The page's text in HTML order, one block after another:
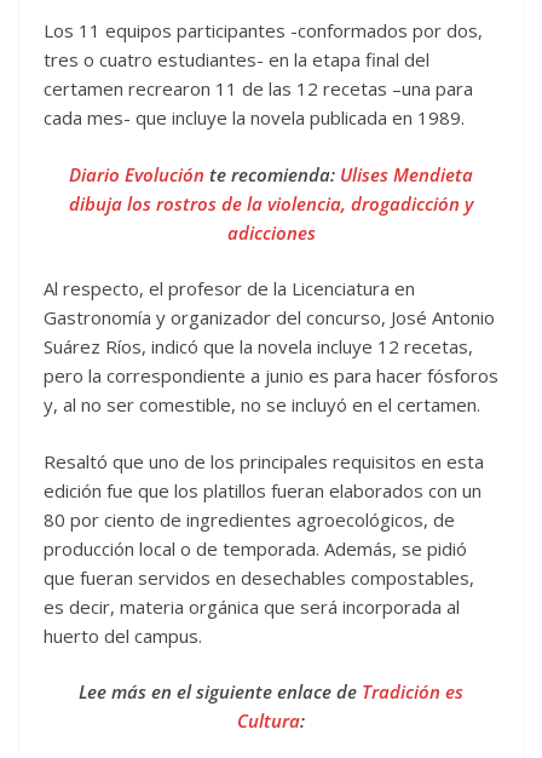
Los 11 equipos participantes -conformados por dos,
tres o cuatro estudiantes- en la etapa final del
certamen recrearon 11 de las 12 recetas –una para
cada mes- que incluye la novela publicada en 1989.
Diario Evolución te recomienda: Ulises Mendieta
dibuja los rostros de la violencia, drogadicción y
adicciones
Al respecto, el profesor de la Licenciatura en
Gastronomía y organizador del concurso, José Antonio
Suárez Ríos, indicó que la novela incluye 12 recetas,
pero la correspondiente a junio es para hacer fósforos
y, al no ser comestible, no se incluyó en el certamen.
Resaltó que uno de los principales requisitos en esta
edición fue que los platillos fueran elaborados con un
80 por ciento de ingredientes agroecológicos, de
producción local o de temporada. Además, se pidió
que fueran servidos en desechables compostables,
es decir, materia orgánica que será incorporada al
huerto del campus.
Lee más en el siguiente enlace de Tradición es
Cultura: